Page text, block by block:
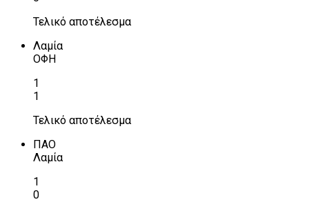
Τελικό αποτέλεσμα
Λαμία
ΟΦΗ
1
1
Τελικό αποτέλεσμα
ΠΑΟ
Λαμία
1
0